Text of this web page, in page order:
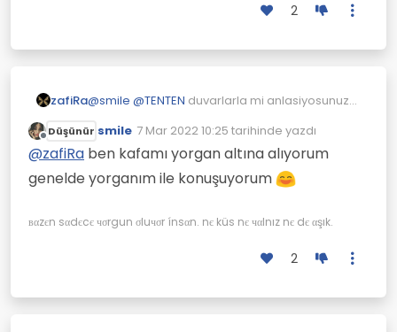
2
zafiRa@smile @TENTEN
Çevrimdışı
Düşünür smile 7 Mar 2022 10:25 tarihinde yazdı
Son düzenleyen:
@zafiRa ben kafamı yorgan altına alıyorum
genelde yorganım ile konuşuyorum
вαzєn sαdєcє чσrgun σluчσr ínsαn. nє küs nє чαlnız nє dє αşık.
2